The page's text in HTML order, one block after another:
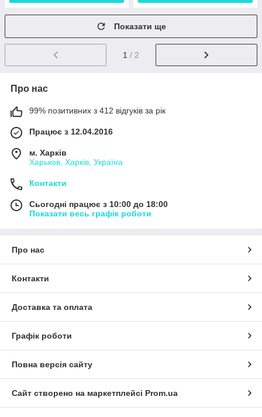
Показати ще
1 / 2
Про нас
99% позитивних з 412 відгуків за рік
Працює з 12.04.2016
м. Харків
Харьков, Харків, Україна
Контакти
Сьогодні працює з 10:00 до 18:00
Показати весь графік роботи
Про нас
Контакти
Доставка та оплата
Графік роботи
Повна версія сайту
Сайт створено на маркетплейсі Prom.ua